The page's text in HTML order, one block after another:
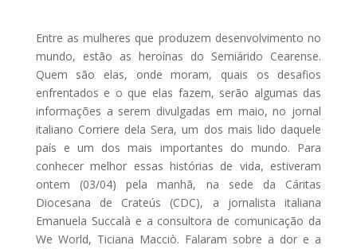
Entre as mulheres que produzem desenvolvimento no
mundo, estão as heroínas do Semiárido Cearense.
Quem são elas, onde moram, quais os desafios
enfrentados e o que elas fazem, serão algumas das
informações a serem divulgadas em maio, no jornal
italiano Corriere dela Sera, um dos mais lido daquele
país e um dos mais importantes do mundo. Para
conhecer melhor essas histórias de vida, estiveram
ontem (03/04) pela manhã, na sede da Cáritas
Diocesana de Crateús (CDC), a jornalista italiana
Emanuela Succalà e a consultora de comunicação da
We World, Ticiana Macciò. Falaram sobre a dor e a